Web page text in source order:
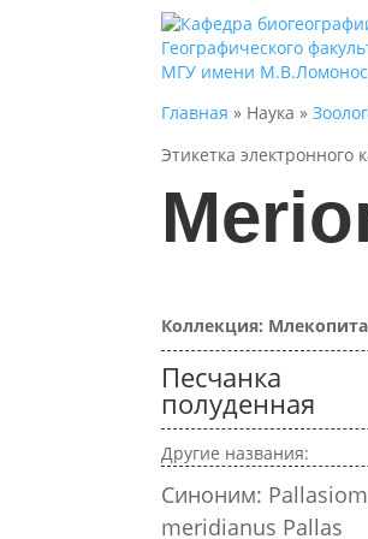
Главная » Наука »
Этикетка электронного
Коллекция:
Песчанка
полуденная
Другие названия:
Синоним:
meridianus Pallas